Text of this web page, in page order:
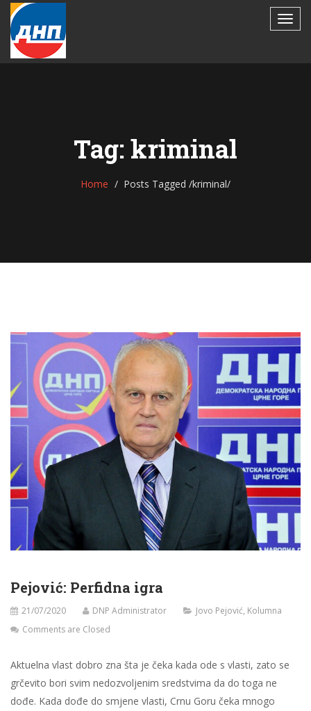
Tag: kriminal
Home Posts Tagged /kriminal/
Pejović: Perfidna igra
21/07/2020 DNP Administrator Jovo Pejović, Kolumna
Comments are Closed
Aktuelna vlast dobro zna šta je čeka kada ode s vlasti, zato se
grčevito bori svim nedozvoljenim sredstvima da do toga ne
dođe. Kada dođe do smjene vlasti, Crnu Goru čeka mnogo